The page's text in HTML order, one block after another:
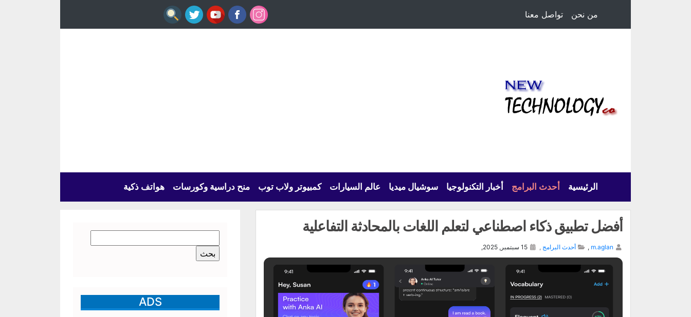
من نحن تواصل معنا
الرئيسية أحدث البرامج أخبار التكنولوجيا سوشيال ميديا عالم السيارات كمبيوتر ولاب توب منح دراسية وكورسات هواتف ذكية
أفضل تطبيق ذكاء اصطناعي لتعلم اللغات بالمحادثة التفاعلية
m.aglan
, أحدث البرامج ,
عن:
ADS